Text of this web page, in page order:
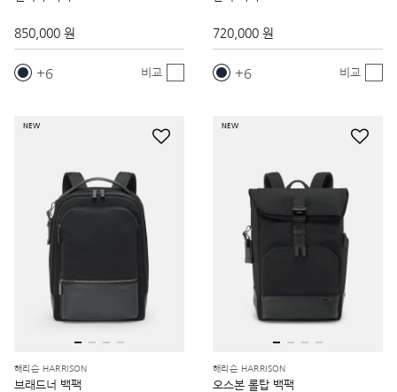
850,000 원
6 비교
720,000 원
6 비교
NEW
해리슨 HARRISON
브래드너 백팩
NEW
해리슨 HARRISON
오스본 롤탑 백팩